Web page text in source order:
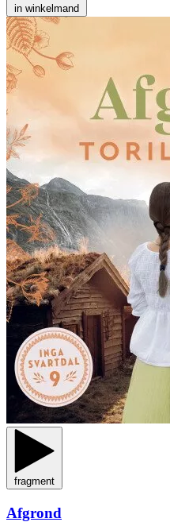
in winkelmand
fragment
Afgrond